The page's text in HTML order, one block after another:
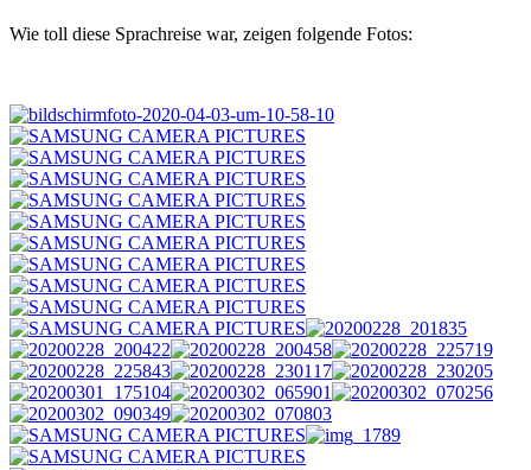
Wie toll diese Sprachreise war, zeigen folgende Fotos: